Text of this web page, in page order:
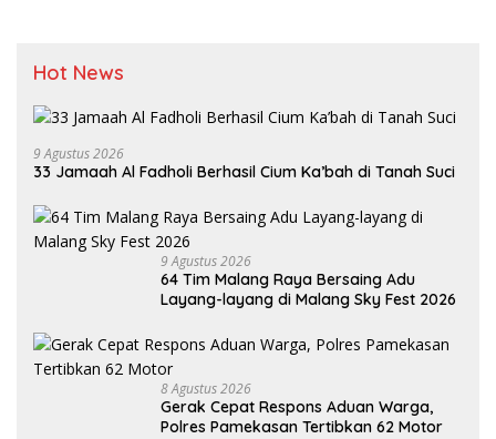
Hot News
9 Agustus 2026
33 Jamaah Al Fadholi Berhasil Cium Ka’bah di Tanah Suci
9 Agustus 2026
64 Tim Malang Raya Bersaing Adu
Layang-layang di Malang Sky Fest 2026
8 Agustus 2026
Gerak Cepat Respons Aduan Warga,
Polres Pamekasan Tertibkan 62 Motor